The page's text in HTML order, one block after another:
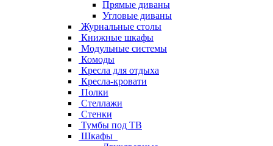
Прямые диваны
Угловые диваны
Журнальные столы
Книжные шкафы
Модульные системы
Комоды
Кресла для отдыха
Кресла-кровати
Полки
Стеллажи
Стенки
Тумбы под ТВ
Шкафы